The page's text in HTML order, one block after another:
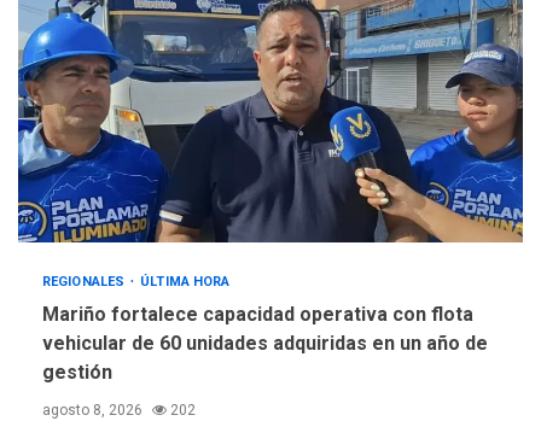
REGIONALES ÚLTIMA HORA
Mariño fortalece capacidad operativa con flota
vehicular de 60 unidades adquiridas en un año de
gestión
agosto 8, 2026 202